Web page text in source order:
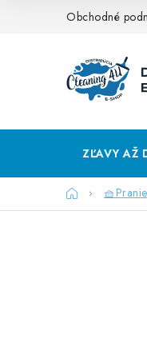
Obchodné
ZĽAVY AŽ
Domov